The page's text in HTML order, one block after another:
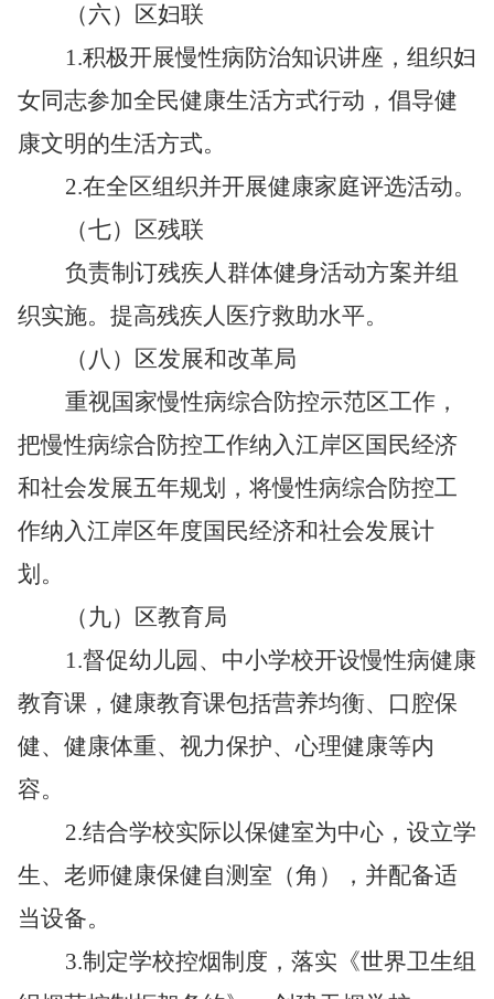
（六）区妇联
1.积极开展慢性病防治知识讲座，组织妇
女同志参加全民健康生活方式行动，倡导健
康文明的生活方式。
2.在全区组织并开展健康家庭评选活动。
（七）区残联
负责制订残疾人群体健身活动方案并组
织实施。提高残疾人医疗救助水平。
（八）区发展和改革局
重视国家慢性病综合防控示范区工作，
把慢性病综合防控工作纳入江岸区国民经济
和社会发展五年规划，将慢性病综合防控工
作纳入江岸区年度国民经济和社会发展计
划。
（九）区教育局
1.督促幼儿园、中小学校开设慢性病健康
教育课，健康教育课包括营养均衡、口腔保
健、健康体重、视力保护、心理健康等内
容。
2.结合学校实际以保健室为中心，设立学
生、老师健康保健自测室（角），并配备适
当设备。
3.制定学校控烟制度，落实《世界卫生组